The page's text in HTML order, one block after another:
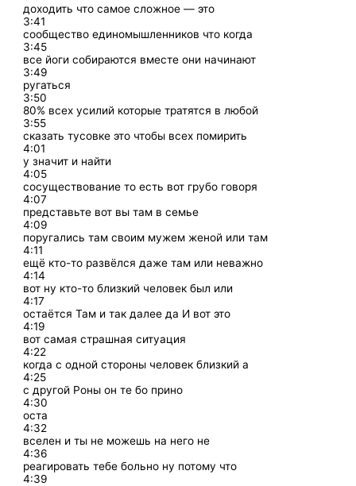
доходить что самое сложное — это
3:41
сообщество единомышленников что когда
3:45
все йоги собираются вместе они начинают
3:49
ругаться
3:50
80% всех усилий которые тратятся в любой
3:55
сказать тусовке это чтобы всех помирить
4:01
у значит и найти
4:05
сосуществование то есть вот грубо говоря
4:07
представьте вот вы там в семье
4:09
поругались там своим мужем женой или там
4:11
ещё кто-то развёлся даже там или неважно
4:14
вот ну кто-то близкий человек был или
4:17
остаётся Там и так далее да И вот это
4:19
вот самая страшная ситуация
4:22
когда с одной стороны человек близкий а
4:25
с другой Роны он те бо прино
4:30
оста
4:32
вселен и ты не можешь на него не
4:36
реагировать тебе больно ну потому что
4:39